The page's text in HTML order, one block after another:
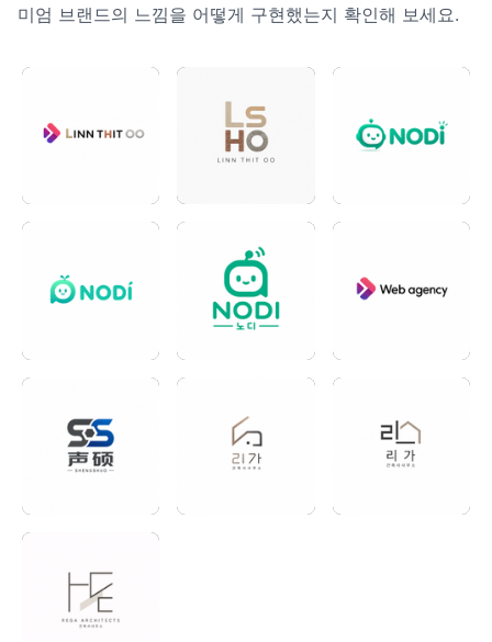
미엄 브랜드의 느낌을 어떻게 구현했는지 확인해 보세요.